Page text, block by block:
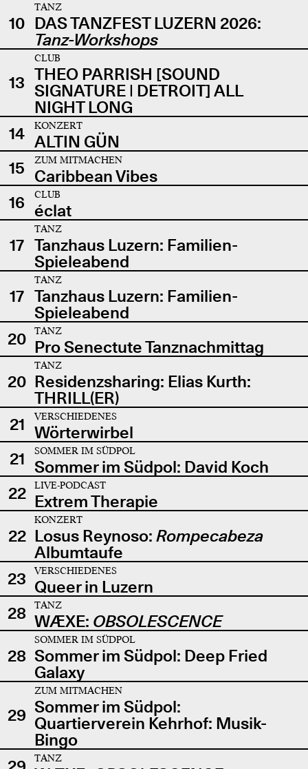
10
TANZ
DAS TANZFEST LUZERN 2026:
Tanz-Workshops
13
CLUB
THEO PARRISH [SOUND
SIGNATURE | DETROIT] ALL
NIGHT LONG
14
KONZERT
ALTIN GÜN
15
ZUM MITMACHEN
Caribbean Vibes
16
CLUB
éclat
17
TANZ
Tanzhaus Luzern: Familien-
Spieleabend
17
TANZ
Tanzhaus Luzern: Familien-
Spieleabend
20
TANZ
Pro Senectute Tanznachmittag
20
TANZ
Residenzsharing: Elias Kurth:
THRILL(ER)
21
VERSCHIEDENES
Wörterwirbel
21
SOMMER IM SÜDPOL
Sommer im Südpol: David Koch
22
LIVE-PODCAST
Extrem Therapie
22
KONZERT
Losus Reynoso: Rompecabeza
Albumtaufe
23
VERSCHIEDENES
Queer in Luzern
28
TANZ
WÆXE: OBSOLESCENCE
28
SOMMER IM SÜDPOL
Sommer im Südpol: Deep Fried
Galaxy
29
ZUM MITMACHEN
Sommer im Südpol:
Quartierverein Kehrhof: Musik-
Bingo
TANZ